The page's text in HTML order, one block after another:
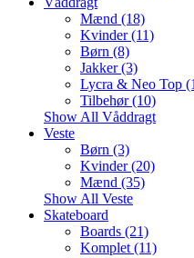
Mænd (18)
Kvinder (11)
Børn (8)
Jakker (3)
Lycra & Neo Top
Tilbehør (10)
Show All Våddragt
Veste
Børn (3)
Kvinder (20)
Mænd (35)
Show All Veste
Skateboard
Boards (21)
Komplet (11)